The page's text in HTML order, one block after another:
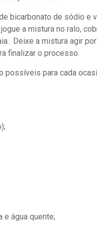
bicarbonato de sódio e
a mistura no ralo,
Deixe a mistura agir
finalizar o processo.
possíveis para cada
e água quente;